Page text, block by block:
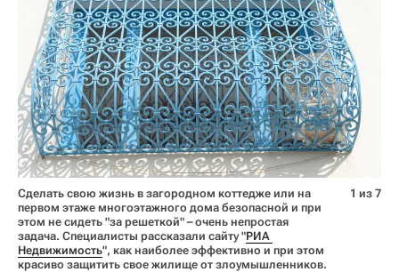
Сделать свою жизнь в загородном коттедже или на
первом этаже многоэтажного дома безопасной и при
этом не сидеть "за решеткой" – очень непростая
задача. Специалисты рассказали сайту "РИА
Недвижимость", как наиболее эффективно и при этом
красиво защитить свое жилище от злоумышленников.
1 из 7